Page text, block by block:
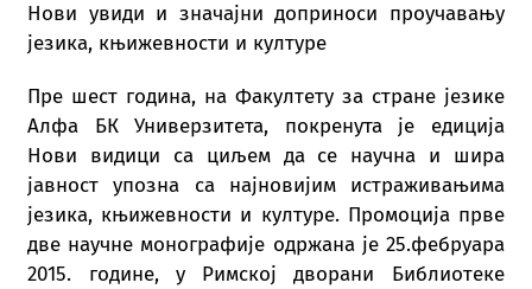
Нови увиди и значајни доприноси проучавању
језика, књижевности и културе
Пре шест година, на Факултету за стране језике
Алфа БК Универзитета, покренута је едиција
Нови видици са циљем да се научна и шира
јавност упозна са најновијим истраживањима
језика, књижевности и културе. Промоција прве
две научне монографије одржана је 25.фебруара
2015. године, у Римској дворани Библиотеке